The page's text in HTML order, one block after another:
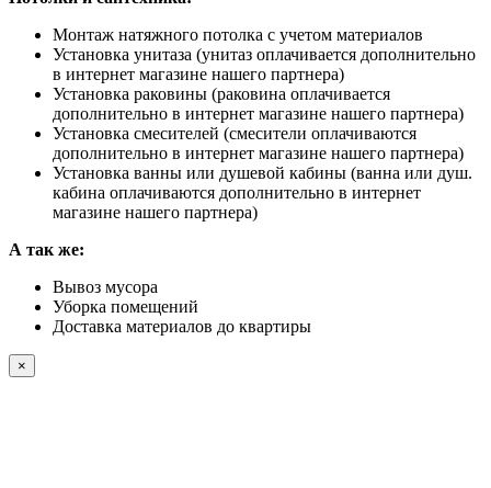
Монтаж натяжного потолка с учетом материалов
Установка унитаза (унитаз оплачивается дополнительно
в интернет магазине нашего партнера)
Установка раковины (раковина оплачивается
дополнительно в интернет магазине нашего партнера)
Установка смесителей (смесители оплачиваются
дополнительно в интернет магазине нашего партнера)
Установка ванны или душевой кабины (ванна или душ.
кабина оплачиваются дополнительно в интернет
магазине нашего партнера)
А так же:
Вывоз мусора
Уборка помещений
Доставка материалов до квартиры
×